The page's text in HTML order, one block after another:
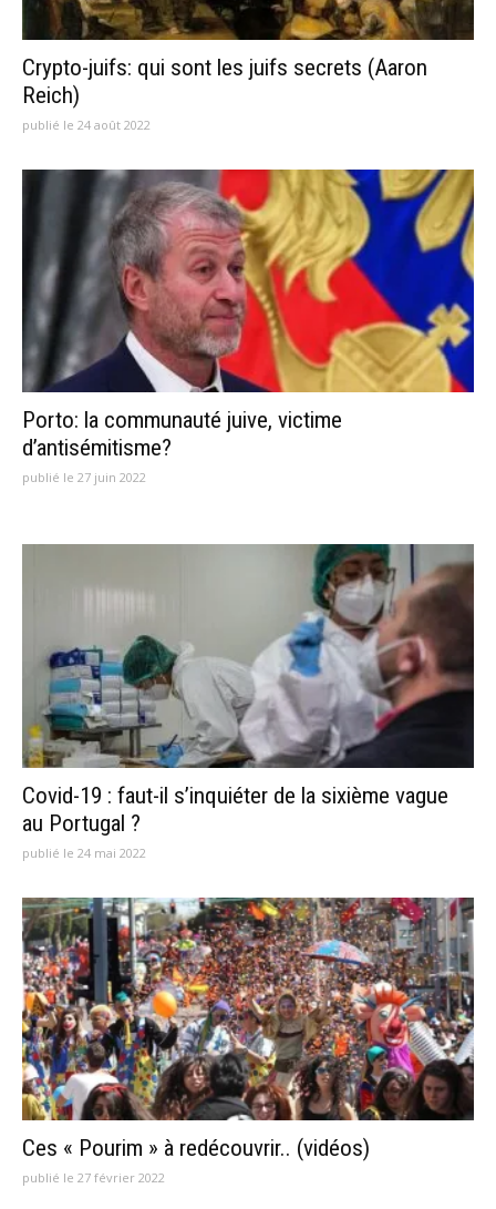
Crypto-juifs: qui sont les juifs secrets (Aaron
Reich)
publié le 24 août 2022
Porto: la communauté juive, victime
d’antisémitisme?
publié le 27 juin 2022
Covid-19 : faut-il s’inquiéter de la sixième vague
au Portugal ?
publié le 24 mai 2022
Ces « Pourim » à redécouvrir.. (vidéos)
publié le 27 février 2022